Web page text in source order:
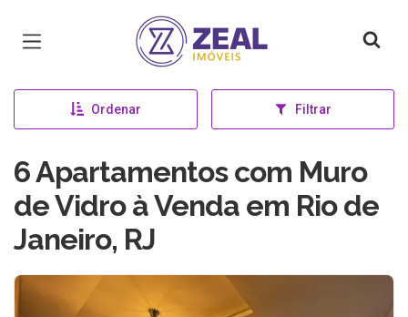
Página inicial
Ordenar Filtrar
6 Apartamentos com Muro
de Vidro à Venda em Rio de
Janeiro, RJ